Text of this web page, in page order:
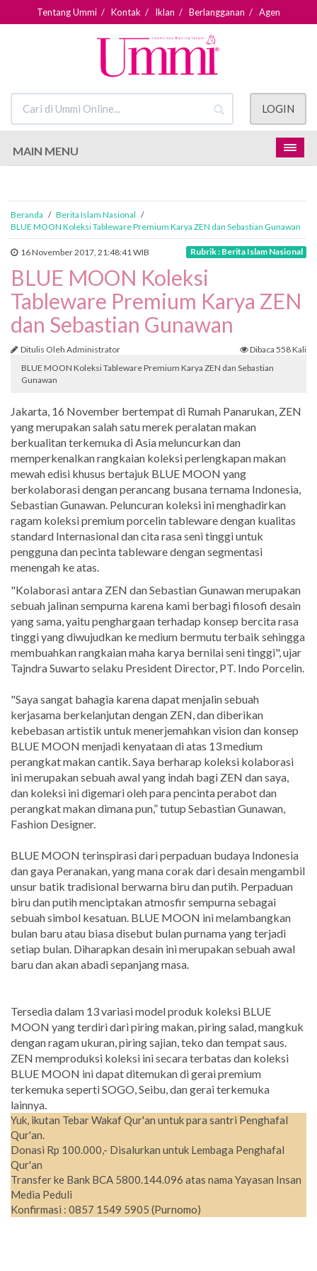
Tentang Ummi / Kontak / Iklan / Berlangganan / Agen
LOGIN
MAIN MENU
Beranda / Berita Islam Nasional /
BLUE MOON Koleksi Tableware Premium Karya ZEN dan Sebastian Gunawan
16 November 2017, 21:48:41 WIB Rubrik : Berita Islam Nasional
BLUE MOON Koleksi
Tableware Premium Karya ZEN
dan Sebastian Gunawan
Ditulis Oleh Administrator
Dibaca 558 Kali
BLUE MOON Koleksi Tableware Premium Karya ZEN dan Sebastian
Gunawan
Jakarta, 16 November bertempat di Rumah Panarukan, ZEN
yang merupakan salah satu merek peralatan makan
berkualitan terkemuka di Asia meluncurkan dan
memperkenalkan rangkaian koleksi perlengkapan makan
mewah edisi khusus bertajuk BLUE MOON yang
berkolaborasi dengan perancang busana ternama Indonesia,
Sebastian Gunawan. Peluncuran koleksi ini menghadirkan
ragam koleksi premium porcelin tableware dengan kualitas
standard Internasional dan cita rasa seni tinggi untuk
pengguna dan pecinta tableware dengan segmentasi
menengah ke atas.
"Kolaborasi antara ZEN dan Sebastian Gunawan merupakan
sebuah jalinan sempurna karena kami berbagi filosofi desain
yang sama, yaitu penghargaan terhadap konsep bercita rasa
tinggi yang diwujudkan ke medium bermutu terbaik sehingga
membuahkan rangkaian maha karya bernilai seni tinggi", ujar
Tajndra Suwarto selaku President Director, PT. Indo Porcelin.
"Saya sangat bahagia karena dapat menjalin sebuah
kerjasama berkelanjutan dengan ZEN, dan diberikan
kebebasan artistik untuk menerjemahkan vision dan konsep
BLUE MOON menjadi kenyataan di atas 13 medium
perangkat makan cantik. Saya berharap koleksi kolaborasi
ini merupakan sebuah awal yang indah bagi ZEN dan saya,
dan koleksi ini digemari oleh para pencinta perabot dan
perangkat makan dimana pun,” tutup Sebastian Gunawan,
Fashion Designer.
BLUE MOON terinspirasi dari perpaduan budaya Indonesia
dan gaya Peranakan, yang mana corak dari desain mengambil
unsur batik tradisional berwarna biru dan putih. Perpaduan
biru dan putih menciptakan atmosfir sempurna sebagai
sebuah simbol kesatuan. BLUE MOON ini melambangkan
bulan baru atau biasa disebut bulan purnama yang terjadi
setiap bulan. Diharapkan desain ini merupakan sebuah awal
baru dan akan abadi sepanjang masa.
Tersedia dalam 13 variasi model produk koleksi BLUE
MOON yang terdiri dari piring makan, piring salad, mangkuk
dengan ragam ukuran, piring sajian, teko dan tempat saus.
ZEN memproduksi koleksi ini secara terbatas dan koleksi
BLUE MOON ini dapat ditemukan di gerai premium
terkemuka seperti SOGO, Seibu, dan gerai terkemuka
lainnya.
Yuk, ikutan Tebar Wakaf Qur'an untuk para santri Penghafal
Qur'an.
Donasi Rp 100.000,- Disalurkan untuk Lembaga Penghafal
Qur'an
Transfer ke Bank BCA 5800.144.096 atas nama Yayasan Insan
Media Peduli
Konfirmasi : 0857 1549 5905 (Purnomo)